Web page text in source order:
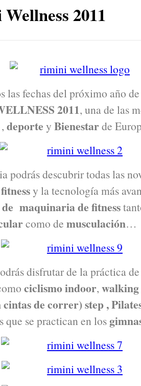
2011
las fechas del próximo año
2011, una de las
, deporte y Bienestarde
podrás descubrir todas las
y la tecnología más
de maquinaria de fitness
como de musculación…
disfrutar de la práctica
ciclismo indoor, walking
de correr) step ,
que se practican en los